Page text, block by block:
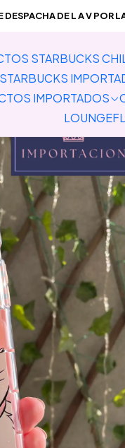
STARBUCKS
IMPORTADOS
DE L A V
IMPORTADOS